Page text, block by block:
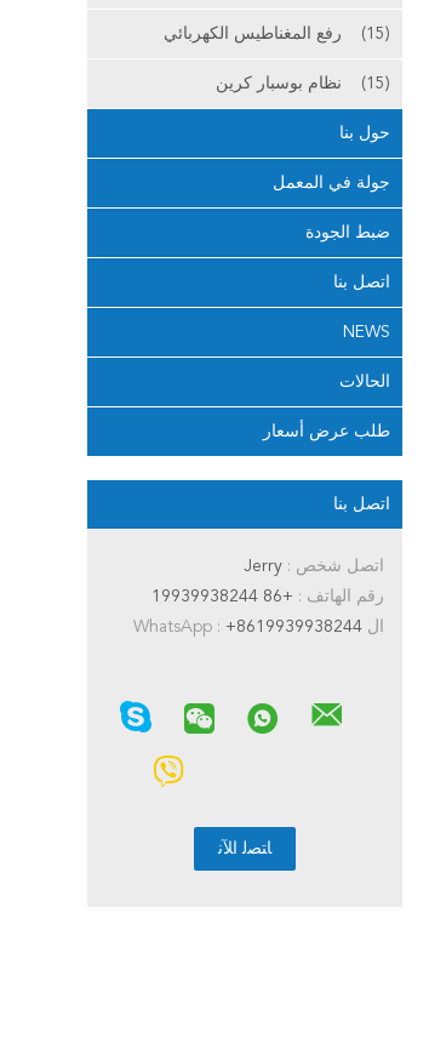
رفع المغناطيس الكهربائي (15)
نظام بوسبار كرين (15)
حول بنا
جولة في المعمل
ضبط الجودة
اتصل بنا
NEWS
الحالات
طلب عرض أسعار
اتصل بنا
اتصل شخص :
رقم الهاتف : +86 19939938244
ال WhatsApp : +8619939938244